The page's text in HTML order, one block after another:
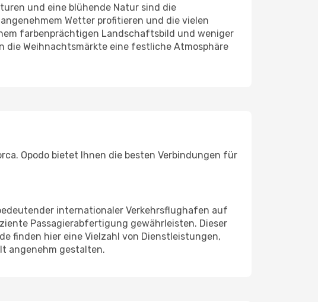
und eine blühende Natur sind die
Wetter profitieren und die vielen
farbenprächtigen Landschaftsbild und weniger
die Weihnachtsmärkte eine festliche Atmosphäre
Opodo bietet Ihnen die besten Verbindungen für
internationaler Verkehrsflughafen auf
Passagierabfertigung gewährleisten. Dieser
finden hier eine Vielzahl von Dienstleistungen,
angenehm gestalten.